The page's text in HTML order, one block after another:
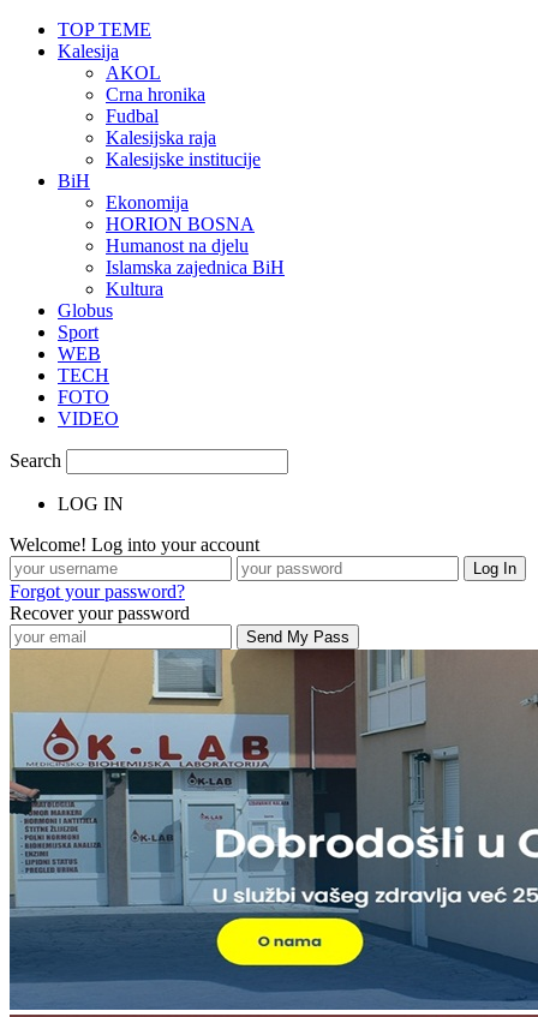
TOP TEME
Kalesija
AKOL
Crna hronika
Fudbal
Kalesijska raja
Kalesijske institucije
BiH
Ekonomija
HORION BOSNA
Humanost na djelu
Islamska zajednica BiH
Kultura
Globus
Sport
WEB
TECH
FOTO
VIDEO
Search
LOG IN
Welcome! Log into your account
Forgot your password?
Recover your password